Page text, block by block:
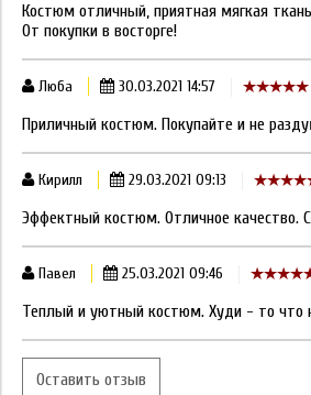
Костюм отличный, приятная мягкая
От покупки в восторге!
Люба 30.03.2021 14:57
Приличный костюм. Покупайте и не
Кирилл 29.03.2021 09:13
Эффектный костюм. Отличное качество.
Павел 25.03.2021 09:46
Теплый и уютный костюм. Худи - то что
Оставить отзыв